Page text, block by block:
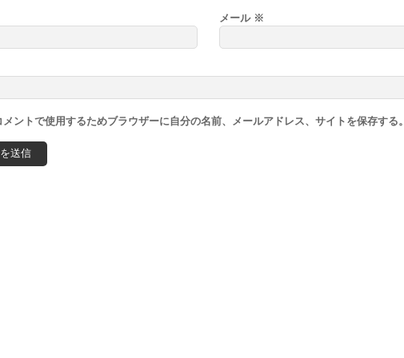
メール ※
メントで使用するためブラウザーに自分の名前、メールアドレス、サイトを保存する。